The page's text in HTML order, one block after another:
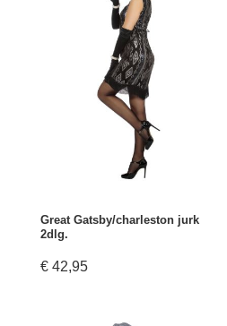
Great Gatsby/charleston jurk
2dlg.
€ 42,95